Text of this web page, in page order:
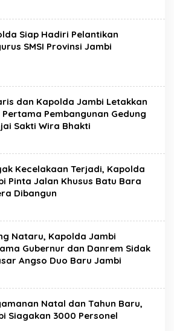
Siap Hadiri Pelantikan
SMSI Provinsi Jambi
dan Kapolda Jambi Letakkan
Pertama Pembangunan Gedung
Sakti Wira Bhakti
Kecelakaan Terjadi, Kapolda
Pinta Jalan Khusus Batu Bara
Dibangun
Nataru, Kapolda Jambi
Gubernur dan Danrem Sidak
Angso Duo Baru Jambi
Natal dan Tahun Baru,
Siagakan 3000 Personel